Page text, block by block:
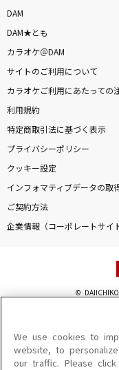
DAM
DAM★とも
カラオケ＠DAM
サイトのご利用について
カラオケご利用にあたっての
利用規約
特定商取引法に基づく表示
プライバシーポリシー
クッキー設定
インフォマティブデータの取
ご契約方法
企業情報（コーポレートサイ
©
このサイトに掲載されている一
を問わず、著作権法の定める範
を禁じます。
楽曲及びコンテンツは、機種に
We use cookies to
website, to
our traffic. Please